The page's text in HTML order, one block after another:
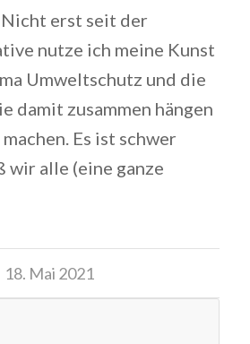
erst seit der
nutze ich meine Kunst
Umweltschutz und die
damit zusammen hängen
Es ist schwer
wir alle (eine ganze
18. Mai 2021